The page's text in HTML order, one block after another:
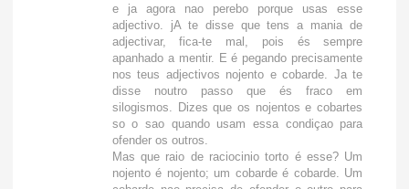
e ja agora nao perebo porque usas esse
adjectivo. jA te disse que tens a mania de
adjectivar, fica-te mal, pois és sempre
apanhado a mentir. E é pegando precisamente
nos teus adjectivos nojento e cobarde. Ja te
disse noutro passo que és fraco em
silogismos. Dizes que os nojentos e cobartes
so o sao quando usam essa condiçao para
ofender os outros.
Mas que raio de raciocinio torto é esse? Um
nojento é nojento; um cobarde é cobarde. Um